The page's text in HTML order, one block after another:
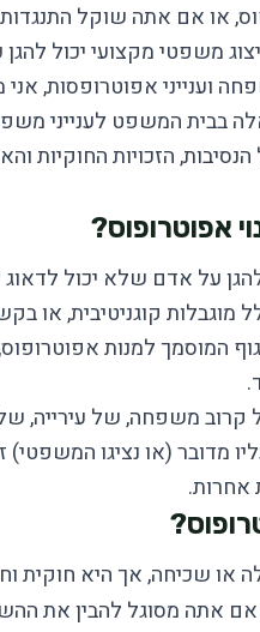
או אם אתה שוקל
משפטי מקצועי יכול
וענייני אפוטרופסות, אני
בבית המשפט לענייני
הזכויות החוקיות
אפוטרופוס?
על אדם שלא יכול
מוגבלות קוגניטיבית, או
המוסמך למנות
קרוב משפחה, של עירייה,
(או נציגו המשפטי)
אחרות.
או שכיחה, אך היא חוקית
אם אתה מסוגל להבין את